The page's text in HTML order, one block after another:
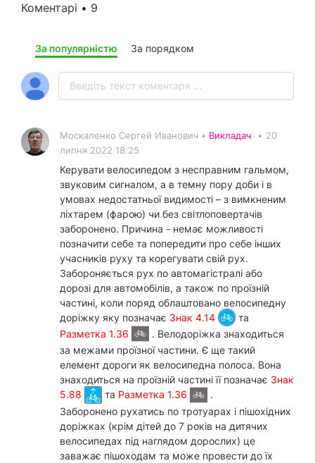
Коментарі • 9
За популярністю За порядком
Москаленко Сергей Иванович • Викладач • 20
липня 2022 18:25
Керувати велосипедом з несправним гальмом,
звуковим сигналом, а в темну пору доби і в
умовах недостатньої видимості – з вимкненим
ліхтарем (фарою) чи без світлоповертачів
заборонено. Причина - немає можливості
позначити себе та попередити про себе інших
учасників руху та корегувати свій рух.
Забороняється рух по автомагістралі або
дорозі для автомобілів, а також по проїзній
частині, коли поряд облаштовано велосипедну
доріжку яку позначає Знак 4.14
та
Разметка 1.36
. Велодоріжка знаходиться
за межами проїзної частини. Є ще такий
елемент дороги як велосипедна полоса. Вона
знаходиться на проїзній частині її позначає Знак
5.88
та Разметка 1.36
.
Заборонено рухатись по тротуарах і пішохідних
доріжках (крім дітей до 7 років на дитячих
велосипедах під наглядом дорослих) це
заважає пішоходам та може провести до їх